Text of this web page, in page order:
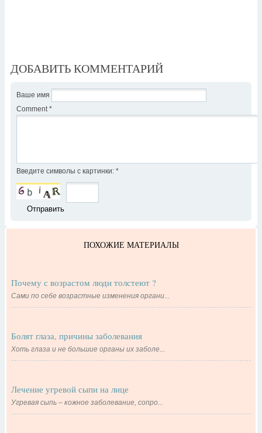
ДОБАВИТЬ КОММЕНТАРИЙ
Ваше имя
Comment *
Введите символы с картинки: *
ПОХОЖИЕ МАТЕРИАЛЫ
Почему с возрастом люди толстеют ?
Сами по себе возрастные изменения органи...
Болят глаза, причины заболевания
Хоть глаза и не большие органы их заболе...
Лечение угревой сыпи на лице
Угревая сыпь – кожное заболевание, сопро...